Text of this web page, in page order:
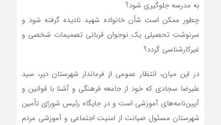
به مدرسه جلوگیری شود؟
چطور ممکن است شأن خانواده شهید نادیده گرفته شود و
سرنوشت تحصیلی یک نوجوان قربانی تصمیمات شخصی و
غیرکارشناسی گردد؟
در این میان، انتظار عمومی از فرماندار شهرستان دیر، سید
علیرضا سجادی‌ که خود از جامعه فرهنگی و آشنا با قوانین و
آیین‌نامه‌های آموزشی است و در جایگاه رئیس شورای تأمین
شهرستان مسئول صیانت از امنیت اجتماعی و آموزشی مردم